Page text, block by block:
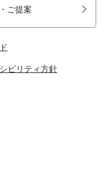
ご提案
ビリティ方針